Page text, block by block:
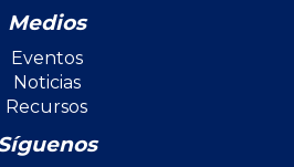
Medios
Eventos
Noticias
Recursos